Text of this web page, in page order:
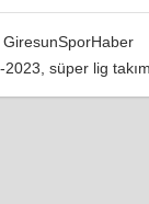
GiresunSporHaber
2023, süper lig